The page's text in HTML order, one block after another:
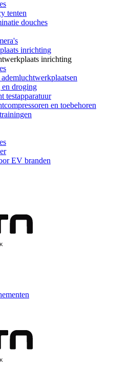
tenten
douches
inrichting
inrichting
droging
testapparatuur
en toebehoren
EV branden